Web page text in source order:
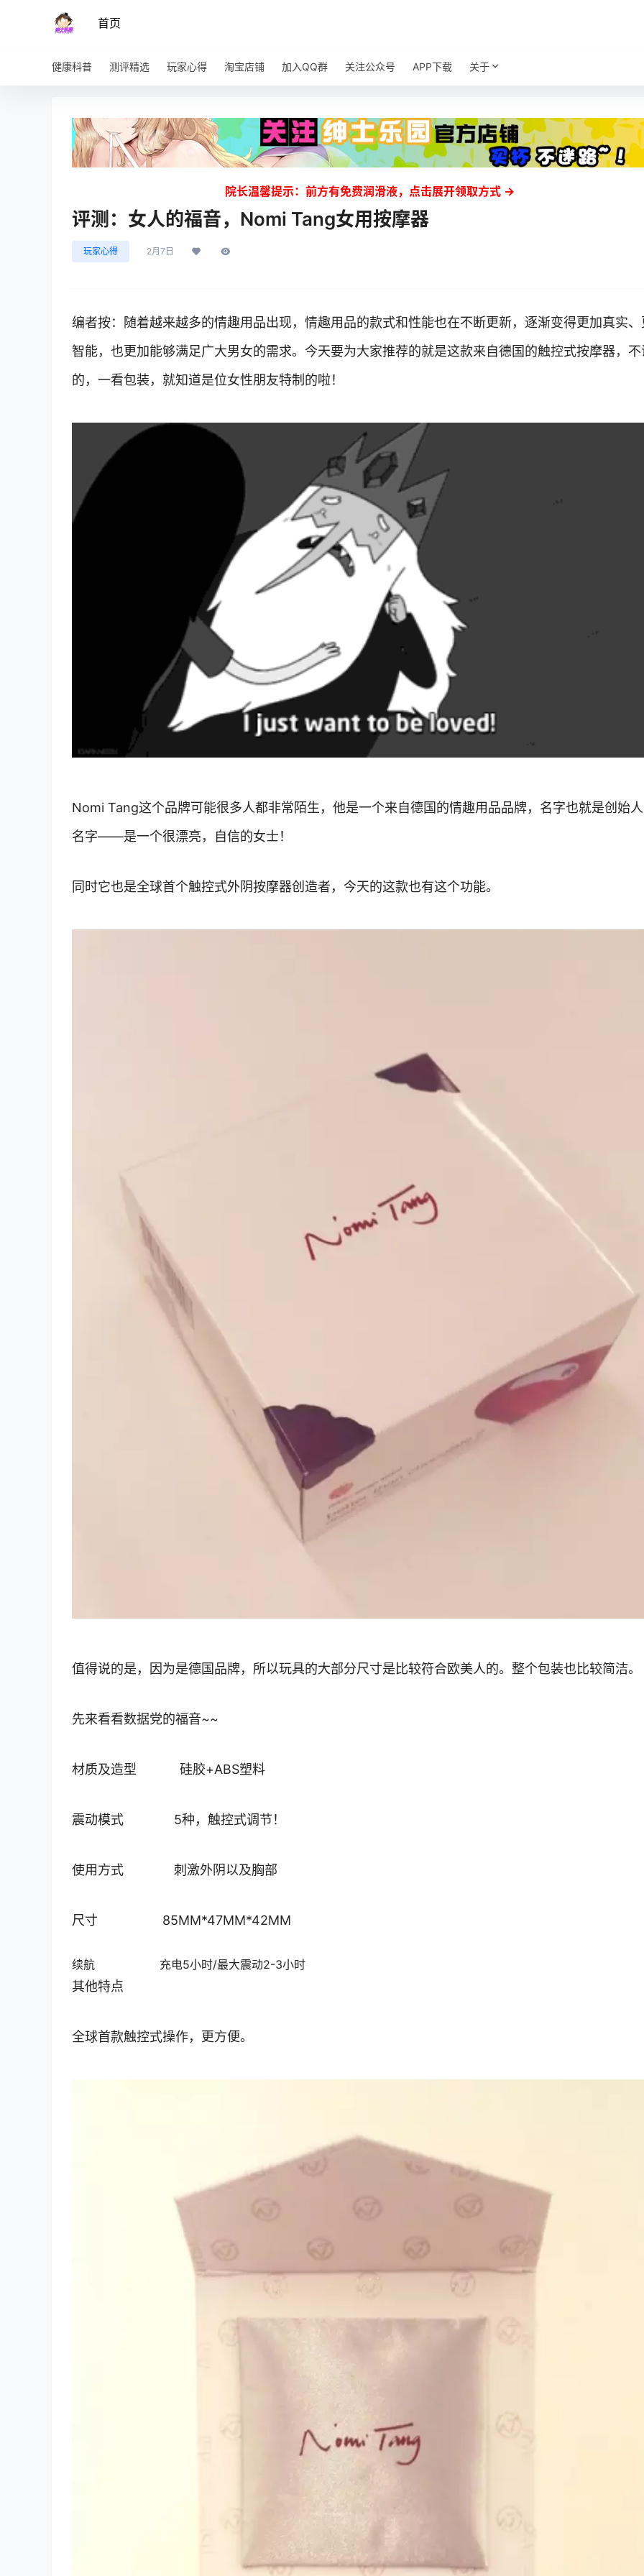
首页
健康科普 测评精选 玩家心得 淘宝店铺 加入QQ群 关注公众号 APP下载 关于
院长温馨提示：前方有免费润滑液，点击展开领取方式 →
评测：女人的福音，Nomi Tang女用按摩器
玩家心得 2月7日
编者按：随着越来越多的情趣用品出现，情趣用品的款式和性能也在不断更新，逐渐变得更加真实
智能，也更加能够满足广大男女的需求。今天要为大家推荐的就是这款来自德国的触控式按摩器，
的，一看包装，就知道是位女性朋友特制的啦！
Nomi Tang这个品牌可能很多人都非常陌生，他是一个来自德国的情趣用品品牌，名字也就是创始
名字——是一个很漂亮，自信的女士！
同时它也是全球首个触控式外阴按摩器创造者，今天的这款也有这个功能。
值得说的是，因为是德国品牌，所以玩具的大部分尺寸是比较符合欧美人的。整个包装也比较简洁。
先来看看数据党的福音~~
材质及造型 硅胶+ABS塑料
震动模式 5种，触控式调节！
使用方式 刺激外阴以及胸部
尺寸 85MM*47MM*42MM
续航 充电5小时/最大震动2-3小时
其他特点
全球首款触控式操作，更方便。